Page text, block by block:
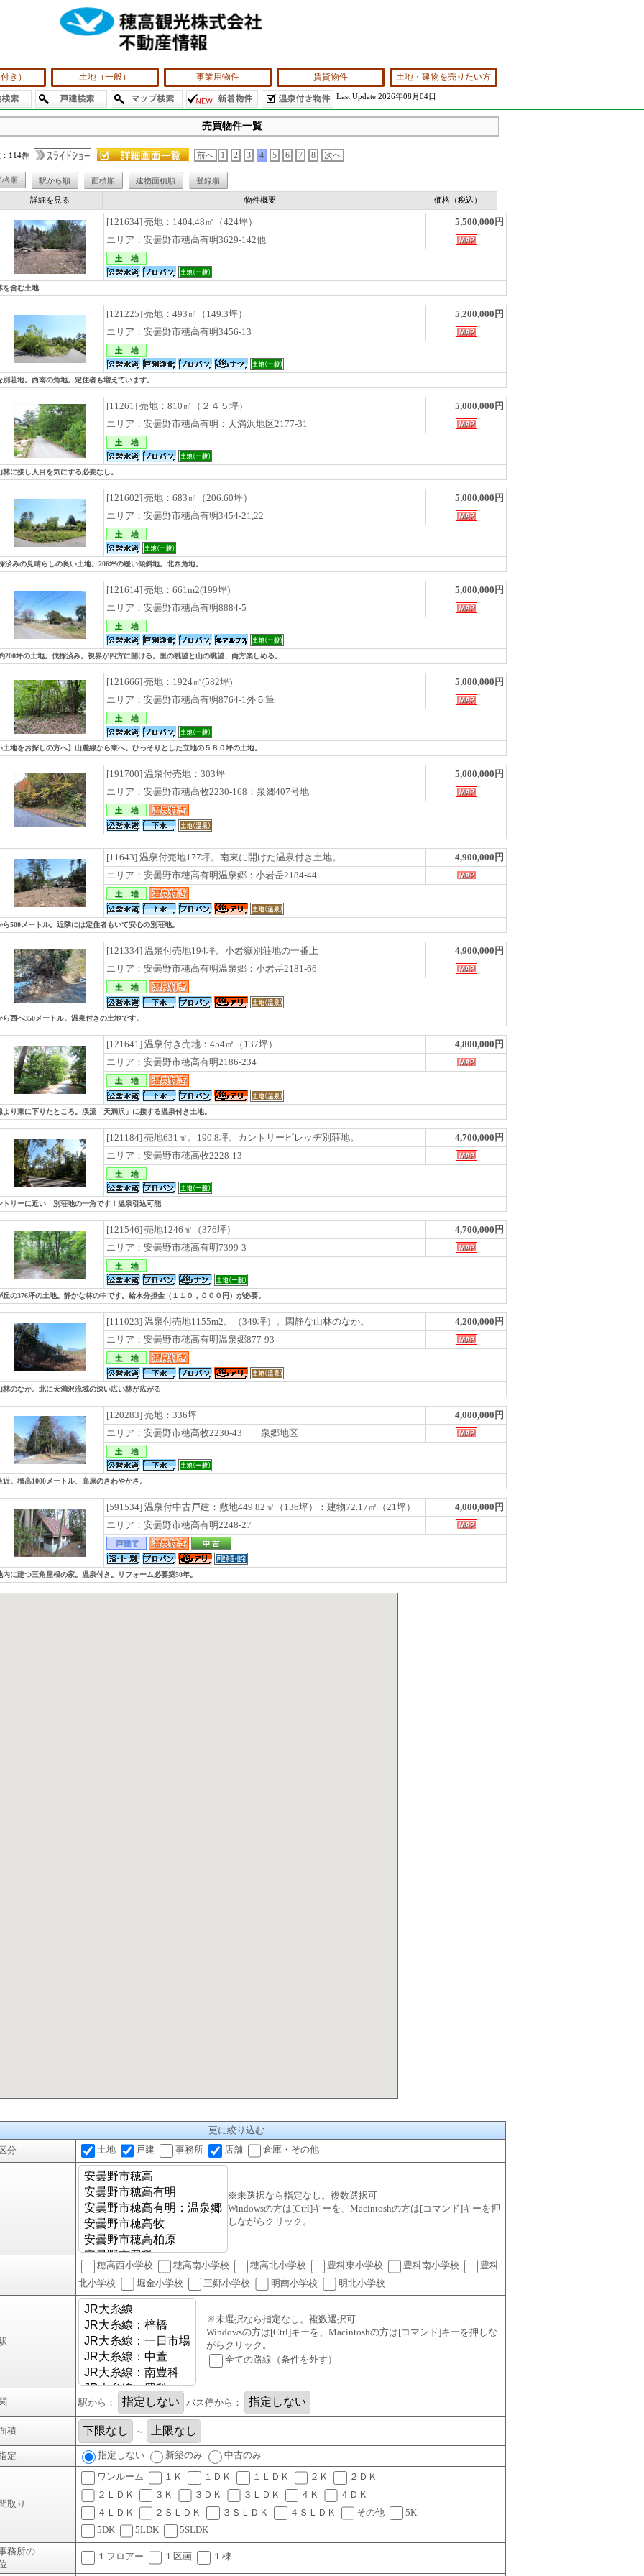
き） 土地（一般） 事業用物件 賃貸物件 土地・建物を売りたい方
Last Update 2026年08月04日
売買物件一覧
114件 前へ 1 2 3 4 5 6 7 8 次へ
格順 駅から順 面積順 建物面積順 登録順
詳細を見る 物件概要 価格（税込）
[121634] 売地：1404.48㎡（424坪）
5,500,000円
エリア：安曇野市穂高有明3629-142他
含む土地
[121225] 売地：493㎡（149.3坪）
5,200,000円
エリア：安曇野市穂高有明3456-13
荘地。西南の角地。定住者も増えています。
[11261] 売地：810㎡（２４５坪）
5,000,000円
エリア：安曇野市穂高有明：天満沢地区2177-31
林に接し人目を気にする必要なし。
[121602] 売地：683㎡（206.60坪）
5,000,000円
エリア：安曇野市穂高有明3454-21,22
済みの見晴らしの良い土地。206坪の緩い傾斜地。北西角地。
[121614] 売地：661m2(199坪)
5,000,000円
エリア：安曇野市穂高有明8884-5
200坪の土地。伐採済み。視界が四方に開ける。里の眺望と山の眺望、両方楽しめる。
[121666] 売地：1924㎡(582坪)
5,000,000円
エリア：安曇野市穂高有明8764-1外５筆
地をお探しの方へ】山麓線から東へ。ひっそりとした立地の５８０坪の土地。
[191700] 温泉付売地：303坪
5,000,000円
エリア：安曇野市穂高牧2230-168：泉郷407号地
[11643] 温泉付売地177坪。南東に開けた温泉付き土地。
4,900,000円
エリア：安曇野市穂高有明温泉郷：小岩岳2184-44
ら500メートル。近隣には定住者もいて安心の別荘地。
[121334] 温泉付売地194坪。小岩嶽別荘地の一番上
4,900,000円
エリア：安曇野市穂高有明温泉郷：小岩岳2181-66
ら西へ350メートル。温泉付きの土地です。
[121641] 温泉付き売地：454㎡（137坪）
4,800,000円
エリア：安曇野市穂高有明2186-234
り東に下りたところ。渓流「天満沢」に接する温泉付き土地。
[121184] 売地631㎡。190.8坪。カントリービレッヂ別荘地。
4,700,000円
エリア：安曇野市穂高牧2228-13
トリーに近い 別荘地の一角です！温泉引込可能
[121546] 売地1246㎡（376坪）
4,700,000円
エリア：安曇野市穂高有明7399-3
の376坪の土地。静かな林の中です。給水分担金（１１０，０００円）が必要。
[111023] 温泉付売地1155m2。（349坪）。閑静な山林のなか。
4,200,000円
エリア：安曇野市穂高有明温泉郷877-93
林のなか。北に天満沢流域の深い広い林が広がる
[120283] 売地：336坪
4,000,000円
エリア：安曇野市穂高牧2230-43 泉郷地区
近。標高1000メートル、高原のさわやかさ。
[591534] 温泉付中古戸建：敷地449.82㎡（136坪）：建物72.17㎡（21坪）
4,000,000円
エリア：安曇野市穂高有明2248-27
に建つ三角屋根の家。温泉付き。リフォーム必要築50年。
更に絞り込む
分
土地 戸建 事務所 店舗 倉庫・その他
※未選択なら指定なし。複数選択可
Windowsの方は[Ctrl]キーを、Macintoshの方は[コマンド]キーを押
しながらクリック。
穂高西小学校 穂高南小学校 穂高北小学校 豊科東小学校 豊科南小学校
豊科
北小学校
堀金小学校 三郷小学校 明南小学校 明北小学校
※未選択なら指定なし。複数選択可
Windowsの方は[Ctrl]キーを、Macintoshの方は[コマンド]キーを押しな
がらクリック。
全ての路線（条件を外す）
駅から： バス停から：
積 ～
定 指定しない 新築のみ 中古のみ
取り
ワンルーム １Ｋ １ＤＫ １ＬＤＫ ２Ｋ
２ＤＫ
２ＬＤＫ
３Ｋ ３ＤＫ ３ＬＤＫ ４Ｋ
４ＤＫ
４ＬＤＫ
２ＳＬＤＫ ３ＳＬＤＫ ４ＳＬＤＫ その他
5K
5DK
5LDK
5SLDK
務所の
１フロアー １区画 １棟